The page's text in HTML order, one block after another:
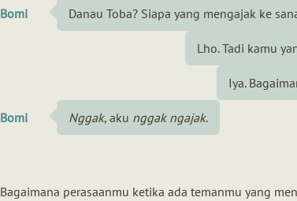
Bomi Danau Toba? Siapa yang mengajak ke
Lho. Tadi kamu
Iya.
Bomi Nggak, aku nggak ngajak.
Bagaimana perasaanmu ketika ada temanmu yang